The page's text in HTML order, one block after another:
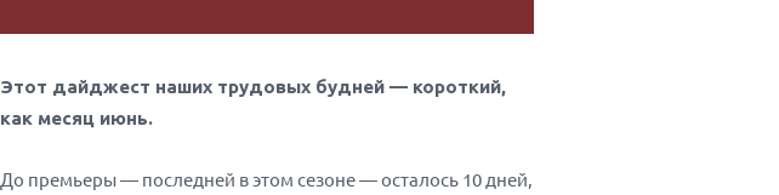
Этот дайджест наших трудовых будней — короткий,
как месяц июнь.
До премьеры — последней в этом сезоне — осталось 10 дней,